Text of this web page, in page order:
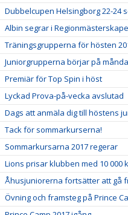
Dubbelcupen Helsingborg 22-24
Albin segrar i
Träningsgrupperna för hösten
Juniorgrupperna börjar på
Premiär för Top Spin i höst
Lyckad Prova-på-vecka avslutad
Dags att anmäla dig till höstens
Tack för sommarkurserna!
Sommarkursarna 2017 regerar
Lions prisar klubben med 10 000
Åhusjuniorerna fortsätter att gå
Övning och framsteg på Prince